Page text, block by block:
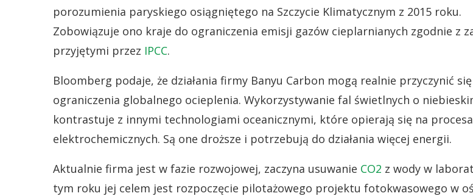
porozumienia paryskiego osiągniętego na Szczycie Klimatycznym z 2015 roku.
Zobowiązuje ono kraje do ograniczenia emisji gazów cieplarnianych zgodnie z
przyjętymi przez IPCC.
Bloomberg podaje, że działania firmy Banyu Carbon mogą realnie przyczynić
ograniczenia globalnego ocieplenia. Wykorzystywanie fal świetlnych o
kontrastuje z innymi technologiami oceanicznymi, które opierają się na
elektrochemicznych. Są one droższe i potrzebują do działania więcej energii.
Aktualnie firma jest w fazie rozwojowej, zaczyna usuwanie CO2 z wody w
tym roku jej celem jest rozpoczęcie pilotażowego projektu fotokwasowego w